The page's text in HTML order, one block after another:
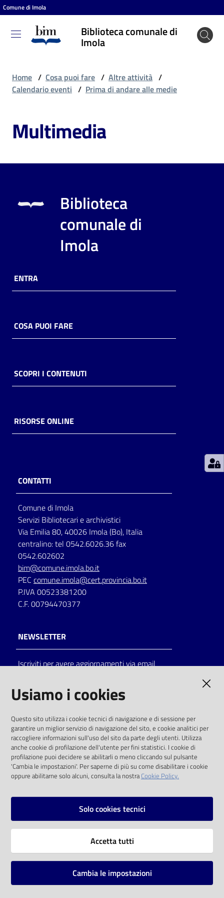
Vai al contenuto
Vai alla navigazione
Vai al footer
Comune di Imola
Biblioteca comunale di
Imola
Biblioteca
comunale
puoi
Risorse
online
Casa
Piani
storico
per
lettura
Seguici
su
Catalogo
on line
Eventi
Chiedi al
bibliotecario
Home / Cosa puoi fare / Altre attività /
Calendario eventi / Prima di andare alle medie
Multimedia
Biblioteca
comunale di
Imola
ENTRA
COSA PUOI FARE
SCOPRI I CONTENUTI
RISORSE ONLINE
CONTATTI
Comune di Imola
Servizi Bibliotecari e archivistici
Via Emilia 80, 40026 Imola (Bo), Italia
centralino: tel 0542.6026.36 fax
0542.602602
bim@comune.imola.bo.it
PEC comune.imola@cert.provincia.bo.it
P.IVA 00523381200
C.F. 00794470377
NEWSLETTER
Iscriviti per avere aggiornamenti via email
solo alle condizioni previste dalla direttiva
comunitaria 2003/98/CE e dal d.lgs. 36/2006
SOCIAL
Instagram
Vai alla pagina
Mappa del sito
Usiamo i cookies
Questo sito utilizza i cookie tecnici di navigazione e di sessione per
garantire un miglior servizio di navigazione del sito, e cookie analitici per
raccogliere informazioni sull'uso del sito da parte degli utenti. Utilizza
anche cookie di profilazione dell'utente per fini statistici. I cookie di
profilazione puoi decidere se abilitarli o meno cliccando sul pulsante
'Cambia le impostazioni'. Per saperne di più su come disabilitare i cookie
oppure abilitarne solo alcuni, consulta la nostraCookie Policy.
Solo cookies tecnici
Accetta tutti
Cambia le impostazioni